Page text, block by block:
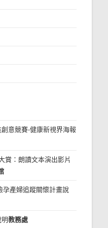
意競賽-健康新視界海報
賞：朗讀文本演出影片
孕產婦追蹤關懷計畫說
明教務處